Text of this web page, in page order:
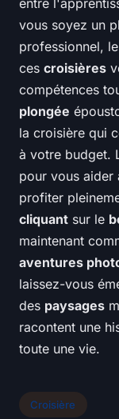
entre
vous soyez un
professionnel,
ces croisières
compétences
plongée
la croisière qui
à votre budget.
pour vous
profiter
cliquant sur le
maintenant
aventures
laissez-vous
des paysages
racontent une
toute une vie.
Croisière